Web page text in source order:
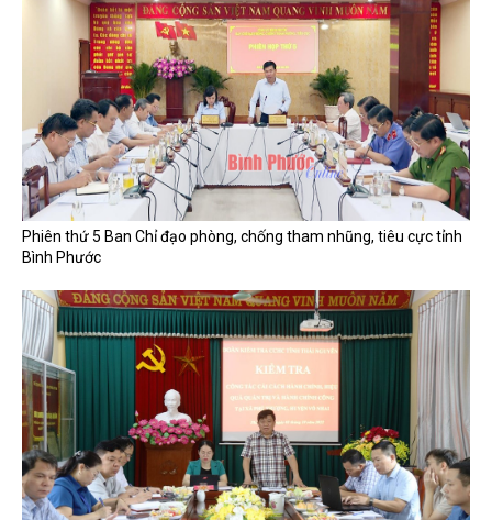
Phiên thứ 5 Ban Chỉ đạo phòng, chống tham nhũng, tiêu cực tỉnh
Bình Phước